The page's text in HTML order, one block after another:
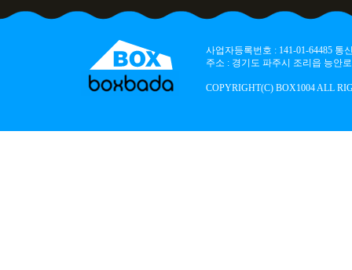
사업자등록번호 : 141-01-64485
주소 : 경기도 파주시 조리읍 능안
COPYRIGHT(C) BOX1004 ALL